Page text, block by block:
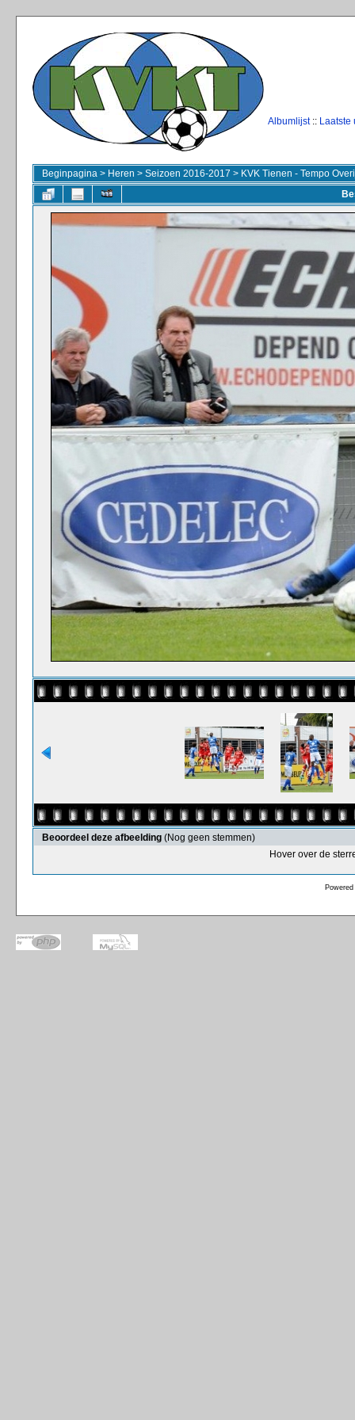
Albumlijst:: Laatste
Beginpagina > Heren > Seizoen 2016-2017 > KVK Tienen - Tempo
Beoordeel deze afbeelding (Nog geen stemmen)
Hover over de